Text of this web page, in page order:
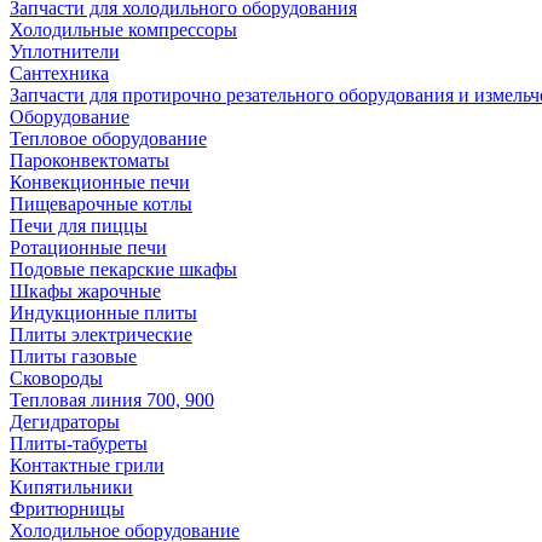
Запчасти для холодильного оборудования
Холодильные компрессоры
Уплотнители
Сантехника
Запчасти для протирочно резательного оборудования и
Оборудование
Тепловое оборудование
Пароконвектоматы
Конвекционные печи
Пищеварочные котлы
Печи для пиццы
Ротационные печи
Подовые пекарские шкафы
Шкафы жарочные
Индукционные плиты
Плиты электрические
Плиты газовые
Сковороды
Тепловая линия 700, 900
Дегидраторы
Плиты-табуреты
Контактные грили
Кипятильники
Фритюрницы
Холодильное оборудование